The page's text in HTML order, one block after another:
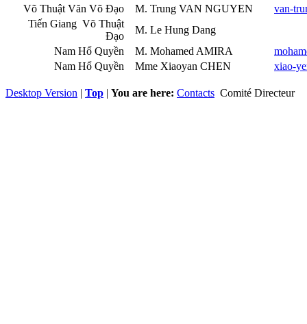
Võ Thuật Văn Võ Đạo
M. Trung VAN NGUYEN
van-
Tiến Giang Võ Thuật
Đạo
M. Le Hung Dang
Nam Hổ Quyền
M. Mohamed AMIRA
Nam Hổ Quyền
Mme Xiaoyan CHEN xiao-
Desktop Version | Top | You are here: Contacts Comité Directeur